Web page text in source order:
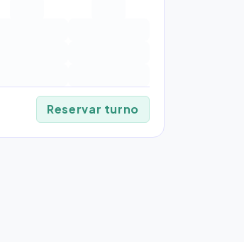
Reservar turno